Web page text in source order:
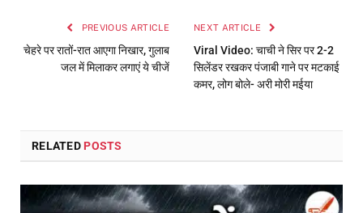
PREVIOUS ARTICLE
चेहरे पर रातों-रात आएगा निखार, गुलाब
जल में मिलाकर लगाएं ये चीजें
NEXT ARTICLE
Viral Video: चाची ने सिर पर 2-2
सिलेंडर रखकर पंजाबी गाने पर मटकाई
कमर, लोग बोले- अरी मोरी मईया
RELATED POSTS